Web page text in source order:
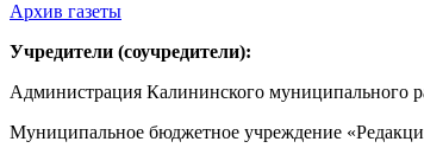
Архив газеты
Учредители (соучредители):
Администрация Калининского муниципального
Муниципальное бюджетное учреждение